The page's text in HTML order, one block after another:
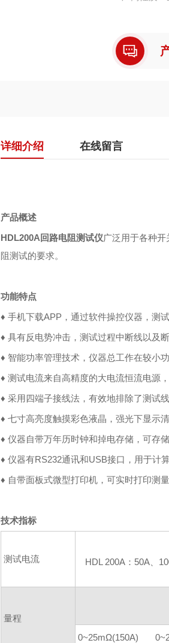
详细介绍 在线留言
产品概述
HDL200A回路电阻测试仪广泛用于各种
阻测试的要求。
功能特点
♦ 手机下载APP，通过软件操控仪器，测
♦ 具有反电势冲击，测试过程中断线以及
♦ 智能功率管理技术，仪器总工作在较小
♦ 测试电流来自高精度的大电流恒流电源
♦ 采用四端子接线法，有效地排除了测试
♦ 七寸高亮度触摸彩色液晶，强光下显示
♦ 仪器自带万年历时钟和掉电存储，可存
♦ 仪器有RS232通讯和USB接口，用于计
♦ 自带面板式微型打印机，可实时打印测量
技术指标
测试电流 HDL 200A：50A、
量程
0~25mΩ(150A)